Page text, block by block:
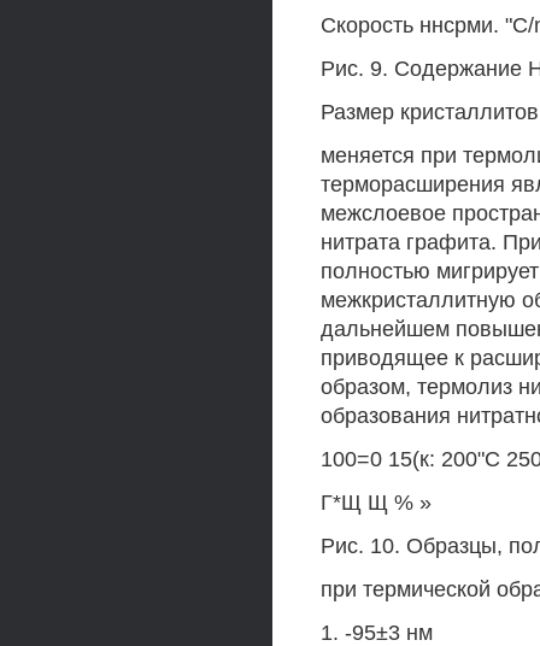
Скорость ннсрми. "C/
Рис. 9. Содержание
Размер
меняется при
терморасширения
межслоевое
нитрата графита.
полностью
межкристаллитную
дальнейшем
приводящее к
образом, термолиз
образования
100=0 15(к: 200"С
Г*Щ Щ % »
Рис. 10. Образцы,
при термической
1. -95±3 нм